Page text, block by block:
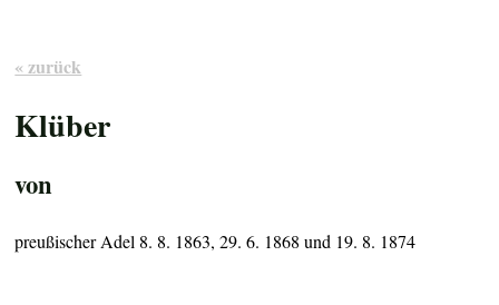
« zurück
Klüber
von
preußischer Adel 8. 8. 1863, 29. 6. 1868 und 19. 8. 1874